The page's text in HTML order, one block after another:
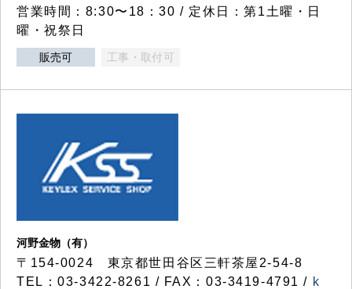
営業時間：8:30〜18：30 / 定休日：第1土曜・日
曜・祝祭日
販売可 工事・取付可
河野金物（有）
〒154-0024 東京都世田谷区三軒茶屋2-54-8
TEL：03-3422-8261 / FAX：03-3419-4791 / k